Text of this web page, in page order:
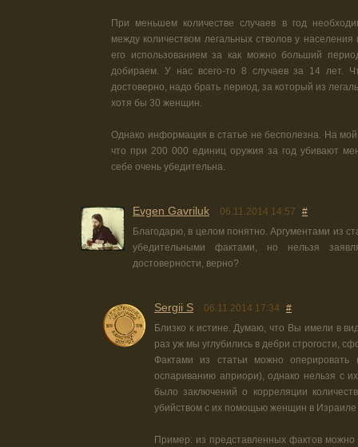
При меньшем количестве случаев в год
между количеством легальных стволов у населения
его использованием за как можно больший
добираем. У нас всего-то 8 случаев за 14 лет.
достоверно, надо брать период, за который из
хотя бы 30 женщин.
Однако информация в статье не бесполезна. На
что при 200 000 единиц оружия за год убивают
себе очень убедительна.
Evgen Gavriluk 06.11.2014 14:57
#
Благодарю, в целом понятно. Аргументами из
убедительными фактами, но нельзя
достоверности, верно?
Sergii S 06.11.2014 17:34
#
Близко к истине. Думаю, что Вы имели в
раз уж мы углубились в дебри строгости,
Фактами из статьи можно
оспариванию априори), однако нельзя с
было заключений о корреляции
убийством с их помощью женщин в Израиле
Пример: из представленных фактов можно